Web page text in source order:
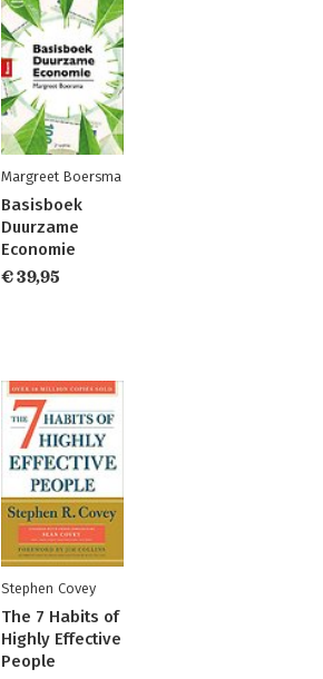
Margreet Boersma
Basisboek
Duurzame
Economie
€ 39,95
Stephen Covey
The 7 Habits of
Highly Effective
People